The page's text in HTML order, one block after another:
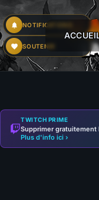
NOTIFICATIONS
SOUTENIR
TWITCH PRIME
Supprimer
Plus d'info ici ›